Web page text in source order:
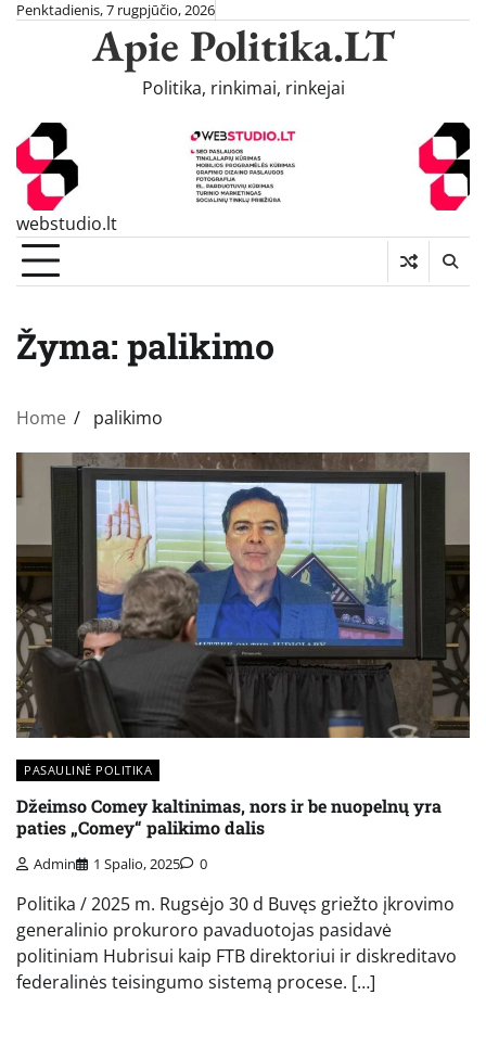
SkipPenktadienis, 7 rugpjūčio, 2026
Apie Politika.LT
Politika, rinkimai, rinkejai
webstudio.lt
Žyma: palikimo
Home palikimo
PASAULINĖ POLITIKA
Džeimso Comey kaltinimas, nors ir be nuopelnų yra
paties „Comey“ palikimo dalis
Admin 1 Spalio, 2025 0
Politika / 2025 m. Rugsėjo 30 d Buvęs griežto įkrovimo
generalinio prokuroro pavaduotojas pasidavė
politiniam Hubrisui kaip FTB direktoriui ir diskreditavo
federalinės teisingumo sistemą procese. […]